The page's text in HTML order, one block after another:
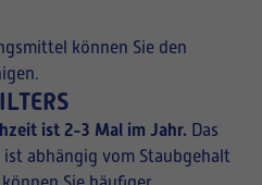
können Sie den
ist 2-3 Mal im Jahr. Das
abhängig vom Staubgehalt